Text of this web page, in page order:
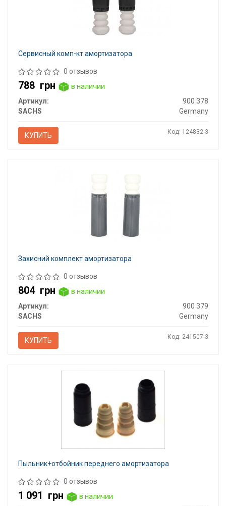
Сервисный комп-кт амортизатора
0 отзывов
788 грн
в наличии
Артикул:
900 378
SACHS
Germany
КУПИТЬ Код: 124832-3
Захисний комплект амортизатора
0 отзывов
804 грн
в наличии
Артикул:
900 379
SACHS
Germany
КУПИТЬ Код: 241507-3
Пыльник+отбойник переднего амортизатора
0 отзывов
1 091 грн
в наличии